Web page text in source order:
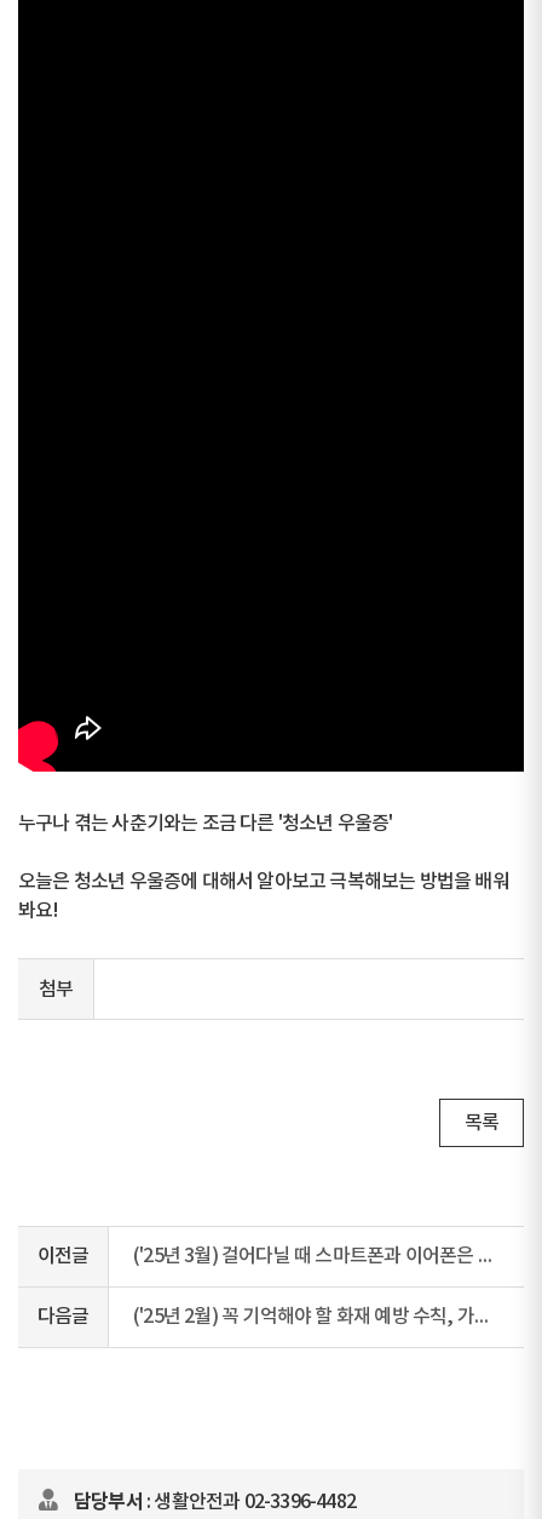
누구나 겪는 사춘기와는 조금 다른 '청소년 우울증'
오늘은 청소년 우울증에 대해서 알아보고 극복해보는 방법을 배워
봐요!
첨부
목록
이전글 ('25년 3월) 걸어다닐 때 스마트폰과 이어폰은 위험해요!
다음글 ('25년 2월) 꼭 기억해야 할 화재 예방 수칙, 가정에서는 이렇게 점검하세요!
담당부서 : 생활안전과 02-3396-4482